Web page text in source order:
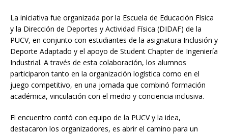
La iniciativa fue organizada por la Escuela de Educación Física
y la Dirección de Deportes y Actividad Física (DIDAF) de la
PUCV, en conjunto con estudiantes de la asignatura Inclusión y
Deporte Adaptado y el apoyo de Student Chapter de Ingeniería
Industrial. A través de esta colaboración, los alumnos
participaron tanto en la organización logística como en el
juego competitivo, en una jornada que combinó formación
académica, vinculación con el medio y conciencia inclusiva.
El encuentro contó con equipo de la PUCV y la idea,
destacaron los organizadores, es abrir el camino para un